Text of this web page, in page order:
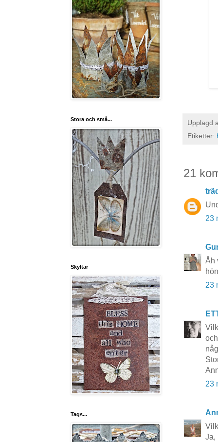
Upplagd
Etiketter:
21
23
Åh
23
23
Ja,
Stora och små...
Skyltar
Tags...